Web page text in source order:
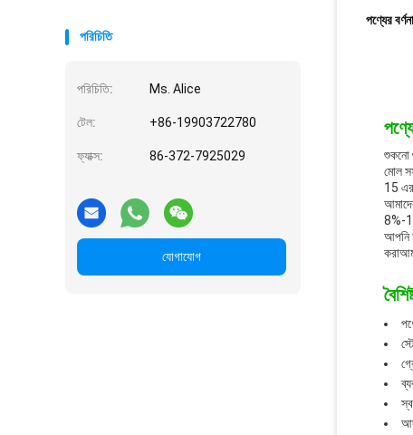
পরিচিতি
পরিচিতি: Ms. Alice
টেল: +86-19903722780
ফ্যাক্স: 86-372-7925029
যোগাযোগ
পণ্যের বর্ণনা
শুকনো
মোল
15 এর
8%-
আপনি